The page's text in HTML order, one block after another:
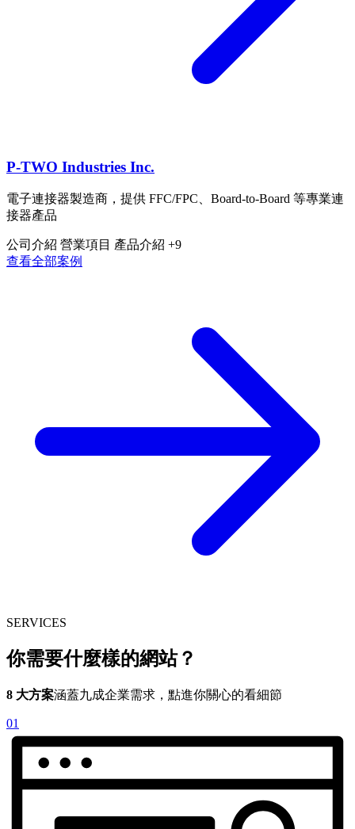
P-TWO Industries Inc.
電子連接器製造商，提供 FFC/FPC、Board-to-Board 等專業連
接器產品
公司介紹 營業項目 產品介紹 +9
查看全部案例
SERVICES
你需要什麼樣的網站？
8 大方案涵蓋九成企業需求，點進你關心的看細節
01